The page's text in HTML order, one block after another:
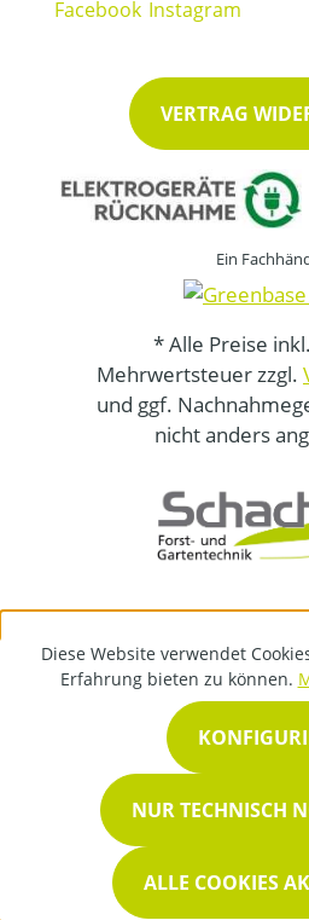
VERTRAG
Ein
* Alle Preise
Mehrwertsteuer zzgl.
und ggf.
nicht anders
Diese Website verwendet
Erfahrung bieten zu können.
NUR TECHNISCH
ALLE COOKIES